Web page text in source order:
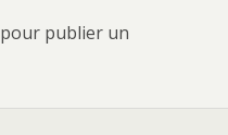
pour publier un